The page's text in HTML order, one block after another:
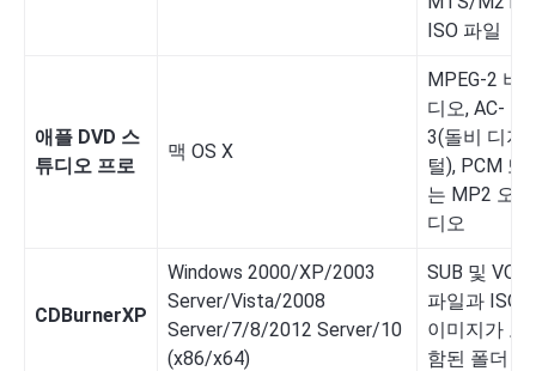
ISO 파일
애플 DVD 스
튜디오 프로
맥 OS X
MPEG-2 비
디오, AC-
3(돌비 디지
털), PCM 또
는 MP2 오
디오
CDBurnerXP
Windows 2000/XP/2003
Server/Vista/2008
Server/7/8/2012 Server/10
(x86/x64)
SUB 및 VOB
파일과 ISO
이미지가 포
함된 폴더